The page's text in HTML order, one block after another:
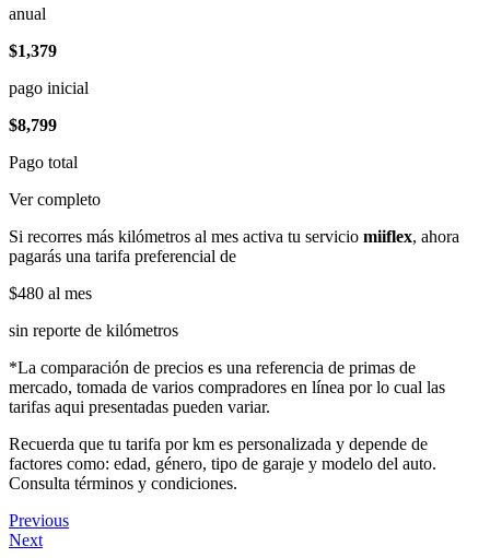
anual
$1,379
pago inicial
$8,799
Pago total
Ver completo
Si recorres más kilómetros al mes activa tu servicio miiflex, ahora
pagarás una tarifa preferencial de
$480 al mes
sin reporte de kilómetros
*La comparación de precios es una referencia de primas de
mercado, tomada de varios compradores en línea por lo cual las
tarifas aqui presentadas pueden variar.
Recuerda que tu tarifa por km es personalizada y depende de
factores como: edad, género, tipo de garaje y modelo del auto.
Consulta términos y condiciones.
Previous
Next